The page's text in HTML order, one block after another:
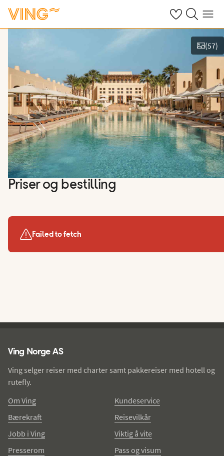
Se dine sparte
Søk påMeny
Vis bilder
(57)
Priser og bestilling
Failed to fetch
Ving Norge AS
Ving selger reiser med charter samt pakkereiser med hotell og
rutefly.
Om Ving
Bærekraft
Jobb i Ving
Presserom
Kundeservice
Reisevilkår
Viktig å vite
Pass og visum